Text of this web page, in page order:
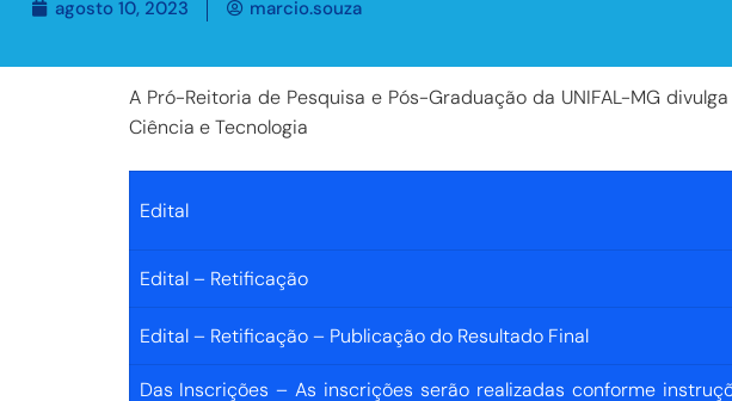
agosto 10, 2023 marcio.souza
A Pró-Reitoria de Pesquisa e Pós-Graduação da UNIFAL-MG
Ciência e Tecnologia
Edital
Edital – Retificação
Edital – Retificação – Publicação do Resultado Final
Das Inscrições – As inscrições serão realizadas conforme